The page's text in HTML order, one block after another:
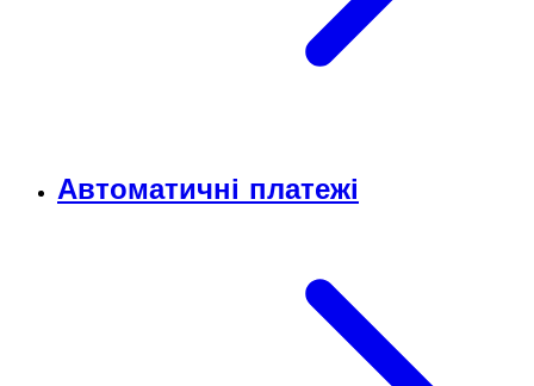
Автоматичні платежі